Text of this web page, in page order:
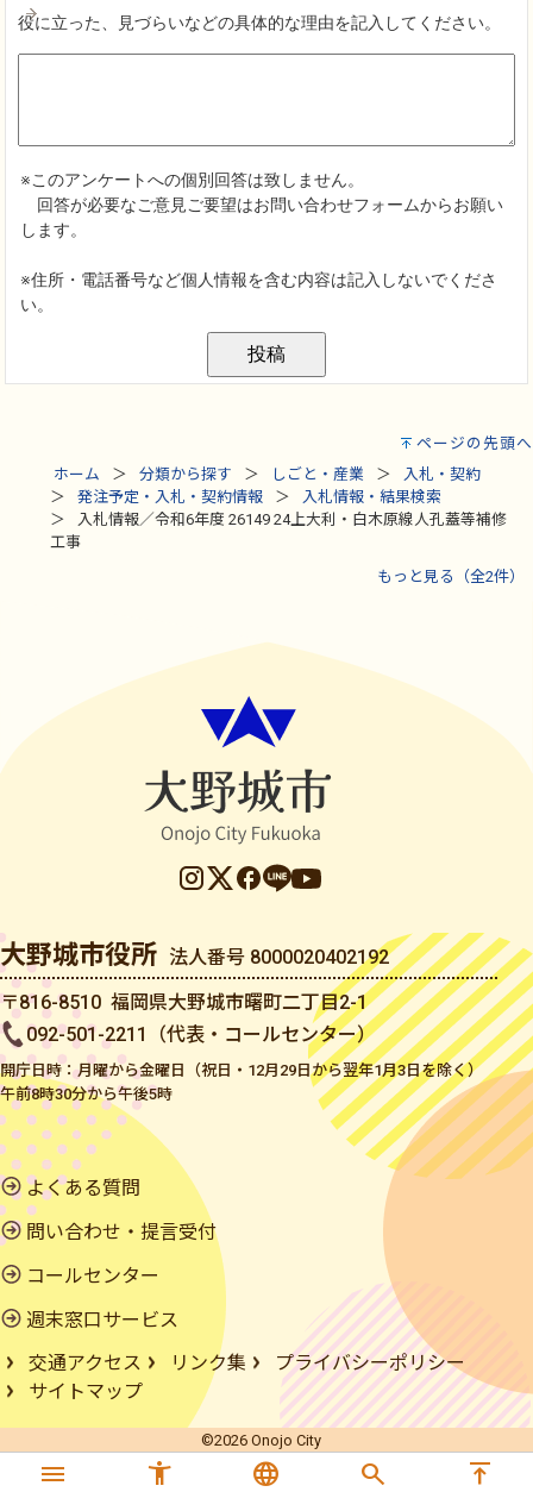
ページの先頭へ
ホーム
分類から探す しごと・産業
入札・契約
発注予定・入札・契約情報
入札情報・結果検索
入札情報／令和6年度 26149 24上大利・白木原線人孔蓋等補修
工事
もっと見る（全2件）
大野城市役所 法人番号 8000020402192
〒816-8510 福岡県大野城市曙町二丁目2-1
092-501-2211（代表・コールセンター）
開庁日時：月曜から金曜日（祝日・12月29日から翌年1月3日を除く）
午前8時30分から午後5時
よくある質問
問い合わせ・提言受付
コールセンター
週末窓口サービス
交通アクセス
リンク集
プライバシーポリシー
サイトマップ
©2026 Onojo City
menu accessibility_new language search vertical_align_top